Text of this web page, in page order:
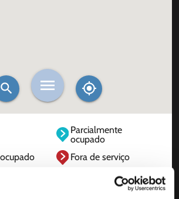
Parcialmente
ocupado
Fora de serviço